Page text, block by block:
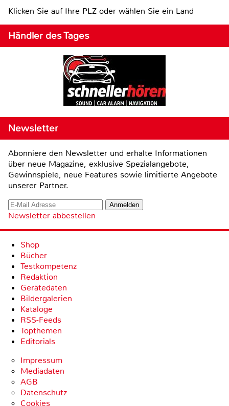
Klicken Sie auf Ihre PLZ oder wählen Sie ein Land
Händler des Tages
Newsletter
Abonniere den Newsletter und erhalte Informationen
über neue Magazine, exklusive Spezialangebote,
Gewinnspiele, neue Features sowie limitierte Angebote
unserer Partner.
Newsletter abbestellen
Shop
Bücher
Testkompetenz
Redaktion
Gerätedaten
Bildergalerien
Kataloge
RSS-Feeds
Topthemen
Editorials
Impressum
Mediadaten
AGB
Datenschutz
Cookies